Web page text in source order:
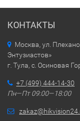
КОНТАКТЫ
Москва, ул.
Энтузиастов»
г. Тула, с. Осиновая
+7 (499) 444-14-30
Пн—Пт 09:00—18:00